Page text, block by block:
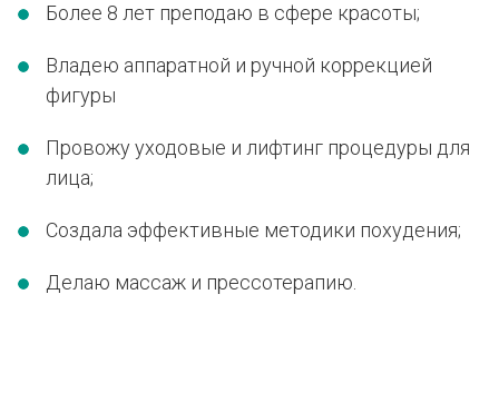
Более 8 лет преподаю в сфере красоты;
Владею аппаратной и ручной коррекцией
фигуры
Провожу уходовые и лифтинг процедуры для
лица;
Создала эффективные методики похудения;
Делаю массаж и прессотерапию.